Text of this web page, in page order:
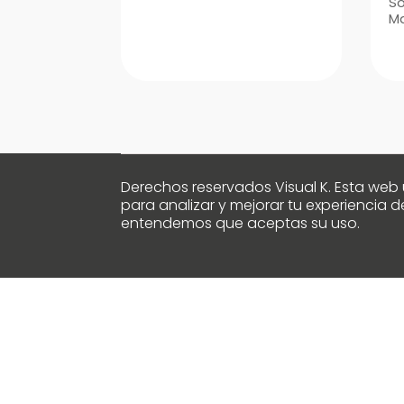
Derechos reservados Visual K. Esta
para analizar y mejorar tu experiencia
entendemos que aceptas su uso.